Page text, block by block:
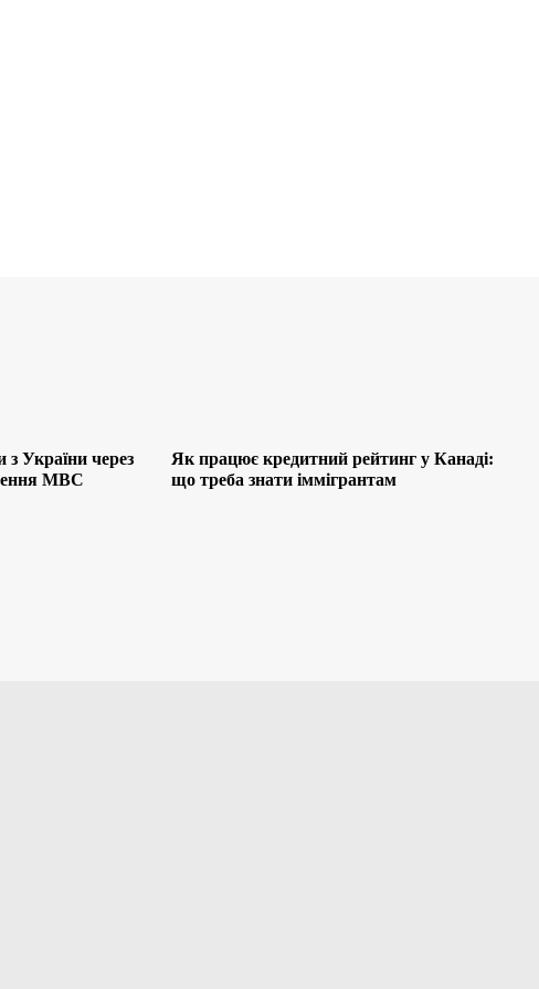
України через
МВС
Як працює кредитний рейтинг у Канаді:
що треба знати іммігрантам